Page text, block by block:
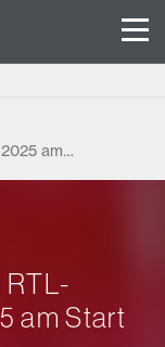
am…
RTL-
am Start